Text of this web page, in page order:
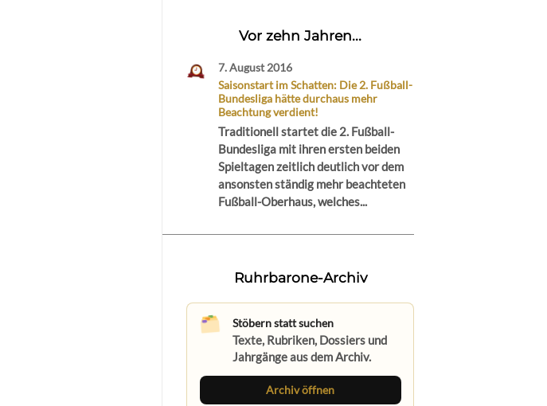
Vor zehn Jahren...
7. August 2016
Saisonstart im Schatten: Die 2. Fußball-
Bundesliga hätte durchaus mehr
Beachtung verdient!
Traditionell startet die 2. Fußball-
Bundesliga mit ihren ersten beiden
Spieltagen zeitlich deutlich vor dem
ansonsten ständig mehr beachteten
Fußball-Oberhaus, welches...
Ruhrbarone-Archiv
Stöbern statt suchen
Texte, Rubriken, Dossiers und
Jahrgänge aus dem Archiv.
Archiv öffnen